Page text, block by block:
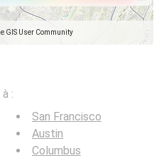
GIS User Community
à :
San Francisco
Austin
Columbus